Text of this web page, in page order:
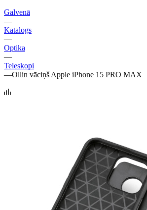
Galvenā
—
Katalogs
—
Optika
—
Teleskopi
—Ollin vāciņš Apple iPhone 15 PRO MAX